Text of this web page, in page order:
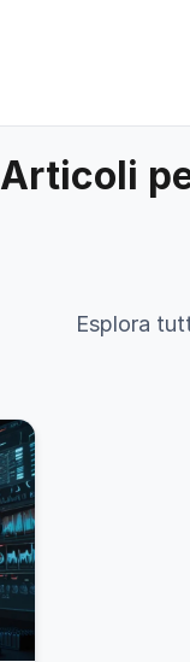
Articoli
Esplora